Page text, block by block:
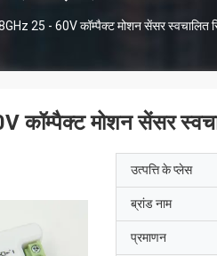
25 - 60V कॉम्पैक्ट मोशन सेंसर स्वचालित
कॉम्पैक्ट मोशन सेंसर
उत्पत्ति के प्लेस
ब्रांड नाम
प्रमाणन